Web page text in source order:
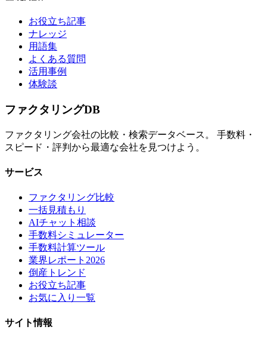
お役立ち記事
ナレッジ
用語集
よくある質問
活用事例
体験談
ファクタリングDB
ファクタリング会社の比較・検索データベース。 手数料・
スピード・評判から最適な会社を見つけよう。
サービス
ファクタリング比較
一括見積もり
AIチャット相談
手数料シミュレーター
手数料計算ツール
業界レポート2026
倒産トレンド
お役立ち記事
お気に入り一覧
サイト情報